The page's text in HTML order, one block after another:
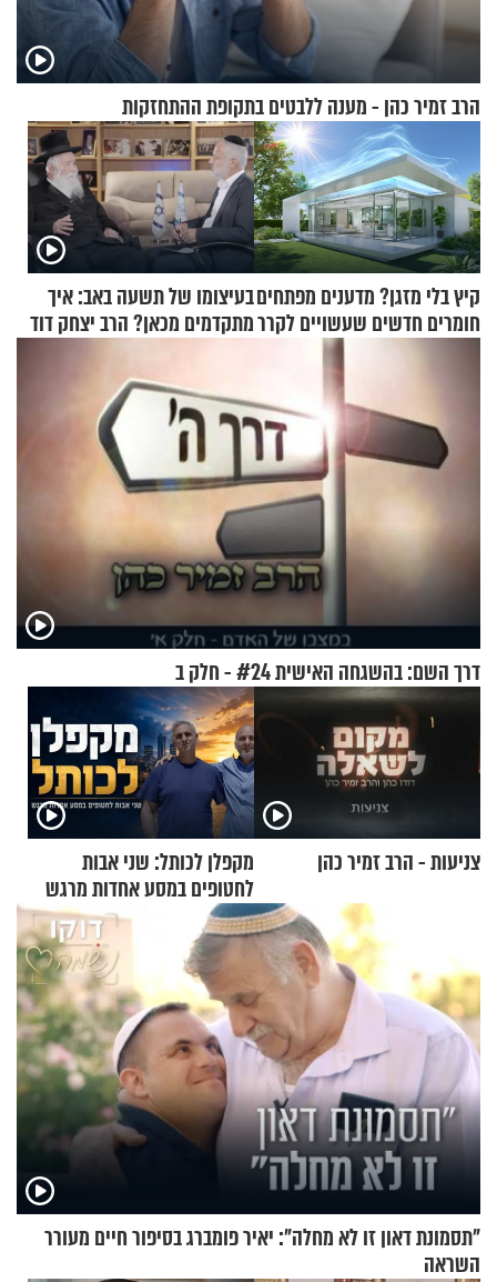
הרב זמיר כהן - מענה ללבטים בתקופת ההתחזקות
קיץ בלי מזגן? מדענים מפתחים
חומרים חדשים שעשויים לקרר
בעיצומו של תשעה באב: איך
מתקדמים מכאן? הרב יצחק דוד
דרך השם: בהשגחה האישית #24 - חלק ב
צניעות - הרב זמיר כהן
מקפלן לכותל: שני אבות
לחטופים במסע אחדות מרגש
"תסמונת דאון זו לא מחלה": יאיר פומברג בסיפור חיים מעורר
השראה